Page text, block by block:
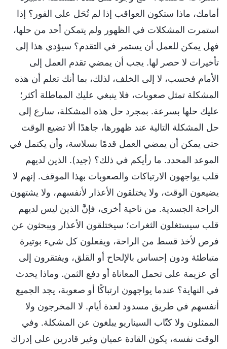
أمامك، ماذا ستكون العواقب إذا لم تُحَل على الفور؟ إذا
استمرت المشكلات في الظهور ولم يتمكن أحد من حلها،
فهل يمكن للعمل أن يستمر في التقدم؟ سيؤدي هذا إلى
تأخيرات لا حصر لها. يجب أن يمضي تقدم العمل إلى
الأمام فحسب، لا إلى الخلف، لذلك، بما أنك تعلم أن هذه
المشكلة تمثل صعوبات، فلا ينبغي عليك المماطلة أكثر؛
عليك حلها بسرعة. بمجرد حل هذه المشكلة، سارع إلى
حل المشكلة التالية عند ظهورها، جاهدًا ألا تضيع الوقت
حتى يمكن أن يمضي العمل قدمًا بسلاسة، وأن يكتمل في
الموعد المحدد. ما رأيكم في ذلك؟ (جيد). الذين لديهم
قلب يواجهون الارتباكات والصعوبات بهذا الموقف. إنهم لا
يضيعون الوقت، ولا يختلقون الأعذار لأنفسهم، ولا يشتهون
الراحة الجسدية. من ناحية أخرى، فإنَّ الذين ليس لديهم
قلب سيستغلون الثغرات؛ سيختلقون الأعذار ويبحثون عن
فرص لأخذ قسط من الراحة، ويفعلون كل شيء بوتيرة
متباطئة ودون إحساس بالإلحاح أو القلق، ويفتقرون إلى
أي عزيمة على تحمل المعاناة أو دفع الثمن. وماذا يحدث
في النهاية؟ عندما يواجهون ارتباكًا أو صعوبة، يجد الجميع
أنفسهم في طريق مسدود لعدة أيام. لا المخرجون ولا
الممثلون ولا كتّاب السيناريو يبلغون عن المشكلة. وفي
الوقت نفسه، يكون القادة عميان وغير قادرين على إدراك